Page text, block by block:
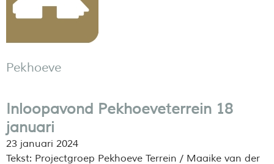
Pekhoeve
Inloopavond Pekhoeveterrein 18
januari
23 januari 2024
Tekst: Projectgroep Pekhoeve Terrein / Maaike van der